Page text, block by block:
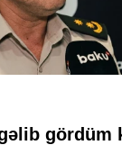
gördüm